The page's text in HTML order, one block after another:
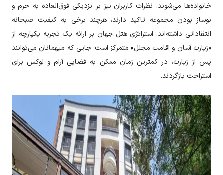
خانواده‌ها می‌شوند. نظرات کاربران نیز بر نزدیکی فوق‌العاده به حرم و
نوساز بودن مجموعه تاکید دارند، هرچند برخی به کیفیت صبحانه
انتقاداتی داشته‌اند. استراتژی هتل جهان بر ارائه یک تجربه یکپارچه از
«زیارت آسان و اقامت مجلل» متمرکز است؛ جایی که میهمانان می‌توانند
پس از زیارت، در کمترین زمان ممکن به فضایی آرام و لوکس برای
استراحت بازگردند.